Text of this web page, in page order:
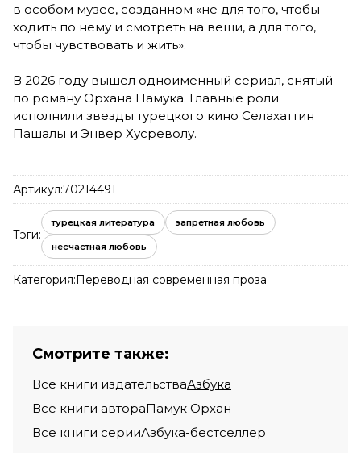
в особом музее, созданном «не для того, чтобы
ходить по нему и смотреть на вещи, а для того,
чтобы чувствовать и жить».
В 2026 году вышел одноименный сериал, снятый
по роману Орхана Памука. Главные роли
исполнили звезды турецкого кино Селахаттин
Пашалы и Энвер Хусреволу.
Артикул:70214491
Тэги:
турецкая литература запретная любовь
несчастная любовь
Категория:Переводная современная проза
Смотрите также:
Все книги издательстваАзбука
Все книги автораПамук Орхан
Все книги серииАзбука-бестселлер